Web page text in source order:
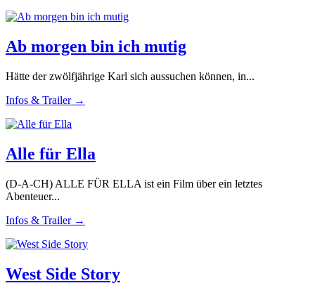
Ab morgen bin ich mutig
Hätte der zwölfjährige Karl sich aussuchen können, in...
Infos & Trailer →
Alle für Ella
(D-A-CH) ALLE FÜR ELLA ist ein Film über ein letztes
Abenteuer...
Infos & Trailer →
West Side Story